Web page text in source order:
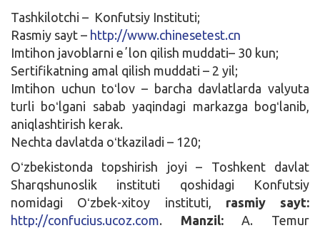
Tashkilotchi – Konfutsiy Instituti;
Rasmiy sayt – http://www.chinesetest.cn
Imtihon javoblarni eʼlon qilish muddati– 30 kun;
Sertifikatning amal qilish muddati – 2 yil;
Imtihon uchun toʻlov – barcha davlatlarda valyuta
turli boʻlgani sabab yaqindagi markazga bogʻlanib,
aniqlashtirish kerak.
Nechta davlatda oʻtkaziladi – 120;
Oʻzbekistonda topshirish joyi – Toshkent davlat
Sharqshunoslik instituti qoshidagi Konfutsiy
nomidagi Oʻzbek-xitoy instituti, rasmiy sayt:
http://confucius.ucoz.com. Manzil:A. Temur